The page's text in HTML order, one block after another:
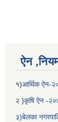
ऐन
१)आर्थिक ऐन-
२ )कृषि ऐन -
३)बेलका